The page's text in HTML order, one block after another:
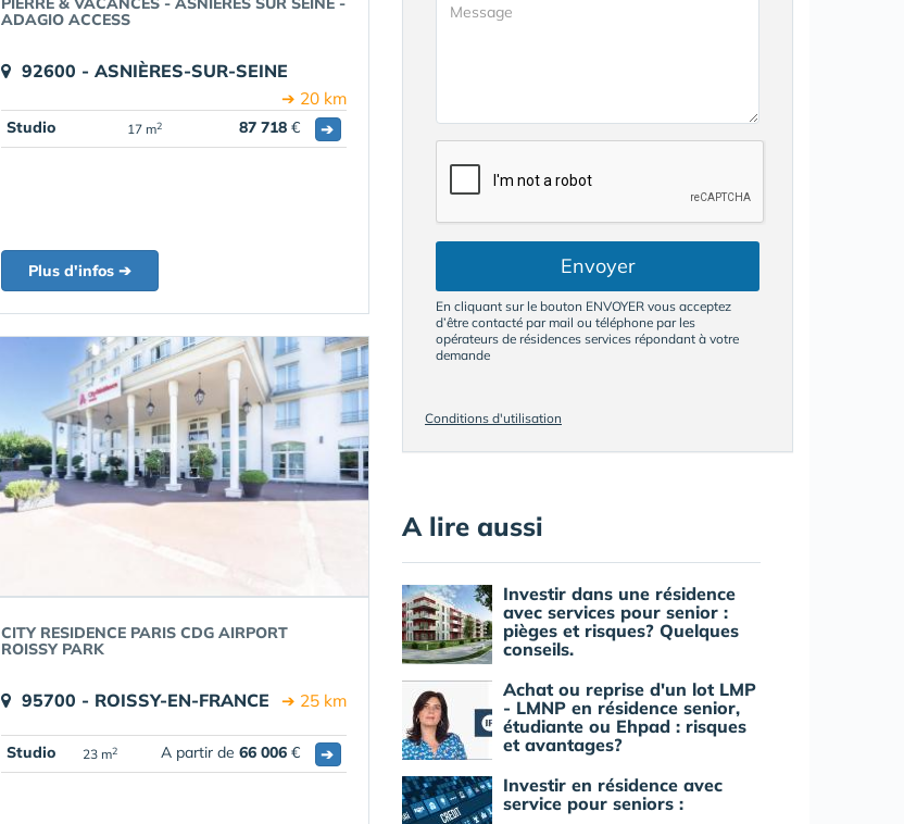
ADAGIO ACCESS
92600 - ASNIÈRES-SUR-SEINE
➔ 20 km
Studio 17 m2 87 718 € ➔
Plus d'infos ➔
CITY RESIDENCE PARIS CDG AIRPORT
ROISSY PARK
95700 - ROISSY-EN-FRANCE ➔ 25 km
Studio 23 m2 A partir de 66 006 € ➔
Envoyer
En cliquant sur le bouton ENVOYER vous acceptez
d’être contacté par mail ou téléphone par les
opérateurs de résidences services répondant à votre
demande
Conditions d'utilisation
A lire aussi
Investir dans une résidence
avec services pour senior :
pièges et risques? Quelques
conseils.
Achat ou reprise d'un lot LMP
- LMNP en résidence senior,
étudiante ou Ehpad : risques
et avantages?
Investir en résidence avec
service pour seniors :